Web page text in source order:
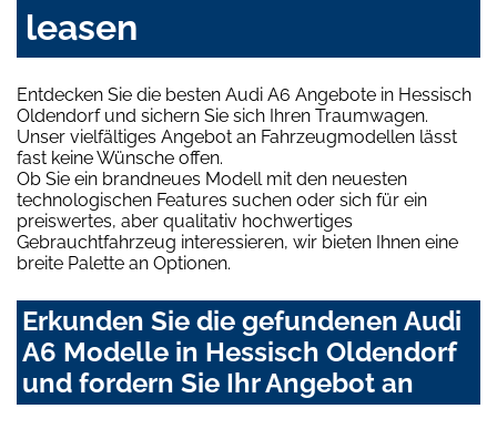
leasen
Entdecken Sie die besten Audi A6 Angebote in Hessisch
Oldendorf und sichern Sie sich Ihren Traumwagen.
Unser vielfältiges Angebot an Fahrzeugmodellen lässt
fast keine Wünsche offen.
Ob Sie ein brandneues Modell mit den neuesten
technologischen Features suchen oder sich für ein
preiswertes, aber qualitativ hochwertiges
Gebrauchtfahrzeug interessieren, wir bieten Ihnen eine
breite Palette an Optionen.
Erkunden Sie die gefundenen Audi
A6 Modelle in Hessisch Oldendorf
und fordern Sie Ihr Angebot an